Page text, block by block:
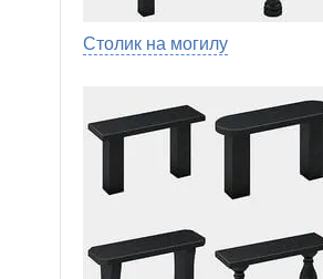
Столик на могилу